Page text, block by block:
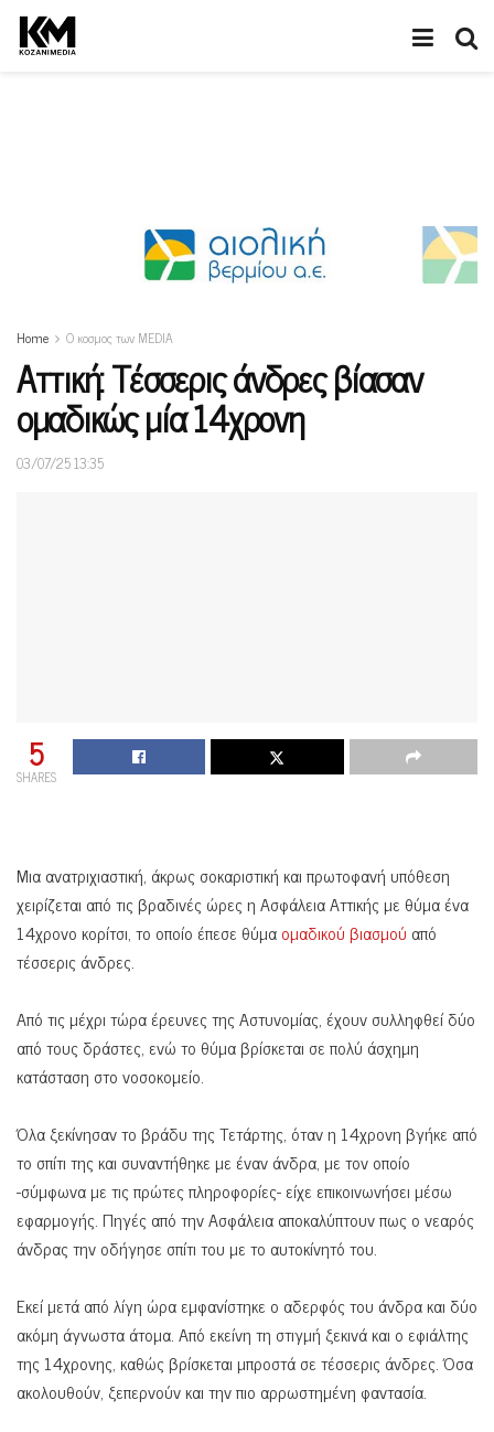
Home Ο κοσμος των MEDIA
Αττική: Τέσσερις άνδρες βίασαν
ομαδικώς μία 14χρονη
03/07/25 13:35
5
SHARES
Μια ανατριχιαστική, άκρως σοκαριστική και πρωτοφανή υπόθεση
χειρίζεται από τις βραδινές ώρες η Ασφάλεια Αττικής με θύμα ένα
14χρονο κορίτσι, το οποίο έπεσε θύμαομαδικού βιασμού από
τέσσερις άνδρες.
Από τις μέχρι τώρα έρευνες της Αστυνομίας, έχουν συλληφθεί δύο
από τους δράστες, ενώ το θύμα βρίσκεται σε πολύ άσχημη
κατάσταση στο νοσοκομείο.
Όλα ξεκίνησαν το βράδυ της Τετάρτης, όταν η 14χρονη βγήκε από
το σπίτι της και συναντήθηκε με έναν άνδρα, με τον οποίο
-σύμφωνα με τις πρώτες πληροφορίες- είχε επικοινωνήσει μέσω
εφαρμογής. Πηγές από την Ασφάλεια αποκαλύπτουν πως ο νεαρός
άνδρας την οδήγησε σπίτι του με το αυτοκίνητό του.
Εκεί μετά από λίγη ώρα εμφανίστηκε ο αδερφός του άνδρα και δύο
ακόμη άγνωστα άτομα. Από εκείνη τη στιγμή ξεκινά και ο εφιάλτης
της 14χρονης, καθώς βρίσκεται μπροστά σε τέσσερις άνδρες. Όσα
ακολουθούν, ξεπερνούν και την πιο αρρωστημένη φαντασία.